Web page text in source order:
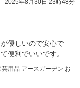
2025年8月30日 23時48分
優しいので安心で
便利でいいです。
用品 アースガーデン お